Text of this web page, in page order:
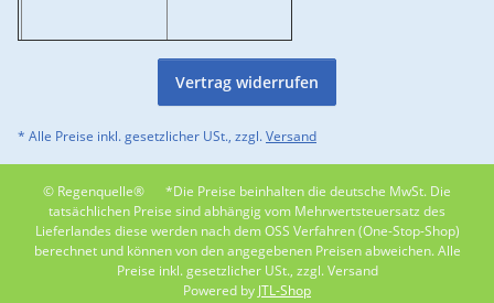
Vertrag widerrufen
* Alle Preise inkl. gesetzlicher USt., zzgl.Versand
© Regenquelle®
*Die Preise beinhalten die deutsche MwSt. Die
tatsächlichen Preise sind abhängig vom Mehrwertsteuersatz des
Lieferlandes diese werden nach dem OSS Verfahren (One-Stop-Shop)
berechnet und können von den angegebenen Preisen abweichen. Alle
Preise inkl. gesetzlicher USt., zzgl. Versand
Powered by JTL-Shop